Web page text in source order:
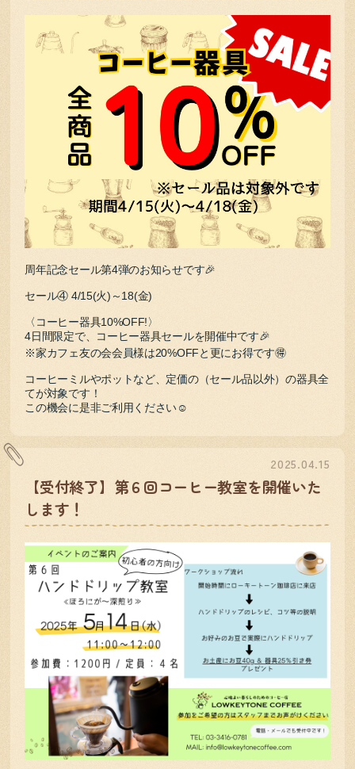
周年記念セール第4弾のお知らせです🎉
セール④ 4/15(火)～18(金)
〈コーヒー器具10%OFF!〉
4日間限定で、コーヒー器具セールを開催中です🎉
※家カフェ友の会会員様は20%OFFと更にお得です🉐
コーヒーミルやポットなど、定価の（セール品以外）の器具全
てが対象です！
この機会に是非ご利用ください☺️
2025.04.15
【受付終了】第６回コーヒー教室を開催いた
します！